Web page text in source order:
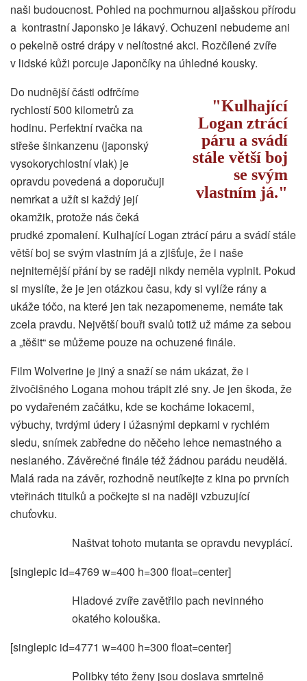
naši budoucnost. Pohled na pochmurnou aljašskou přírodu
a kontrastní Japonsko je lákavý. Ochuzeni nebudeme ani
o pekelně ostré drápy v nelítostné akci. Rozčílené zvíře
v lidské kůži porcuje Japončíky na úhledné kousky.
Kulhající
Logan ztrácí
páru a svádí
stále větší boj
se svým
vlastním já.
Do nudnější části odfrčíme
rychlostí 500 kilometrů za
hodinu. Perfektní rvačka na
střeše šinkanzenu (japonský
vysokorychlostní vlak) je
opravdu povedená a doporučuji
nemrkat a užít si každý její
okamžik, protože nás čeká
prudké zpomalení. Kulhající Logan ztrácí páru a svádí stále
větší boj se svým vlastním já a zjišťuje, že i naše
nejniternější přání by se raději nikdy neměla vyplnit. Pokud
si myslíte, že je jen otázkou času, kdy si vylíže rány a
ukáže tóčo, na které jen tak nezapomeneme, nemáte tak
zcela pravdu. Největší bouři svalů totiž už máme za sebou
a „těšit“ se můžeme pouze na ochuzené finále.
Film Wolverine je jiný a snaží se nám ukázat, že i
živočišného Logana mohou trápit zlé sny. Je jen škoda, že
po vydařeném začátku, kde se kocháme lokacemi,
výbuchy, tvrdými údery i úžasnými depkami v rychlém
sledu, snímek zabředne do něčeho lehce nemastného a
neslaného. Závěrečné finále též žádnou parádu neudělá.
Malá rada na závěr, rozhodně neutíkejte z kina po prvních
vteřinách titulků a počkejte si na naději vzbuzující
chuťovku.
Naštvat tohoto mutanta se opravdu nevyplácí.
[singlepic id=4769 w=400 h=300 float=center]
Hladové zvíře zavětřilo pach nevinného
okatého kolouška.
[singlepic id=4771 w=400 h=300 float=center]
Polibky této ženy jsou doslava smrtelně